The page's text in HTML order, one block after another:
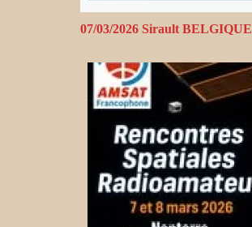
07/03/2026 Sirault BELGIQUE